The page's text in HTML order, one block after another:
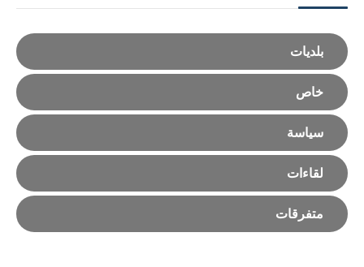
بلديات
خاص
سياسة
لقاءات
متفرقات